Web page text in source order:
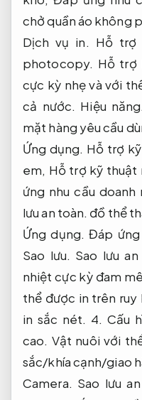
chở quần áo không
Dịch vụ in. Hỗ trợ
photocopy. Hỗ trợ
cực kỳ nhẹ và với
cả nước. Hiệu năng.
mặt hàng yêu cầu
Ứng dụng. Hỗ trợ
em, Hỗ trợ kỹ thuật
ứng nhu cầu doanh
lưu an toàn. đồ thể
Ứng dụng. Đáp ứng
Sao lưu. Sao lưu
nhiệt cực kỳ đam
thể được in trên ruy
in sắc nét. 4. Cấu
cao. Vật nuôi với
sắc/khía cạnh/giao
Camera. Sao lưu